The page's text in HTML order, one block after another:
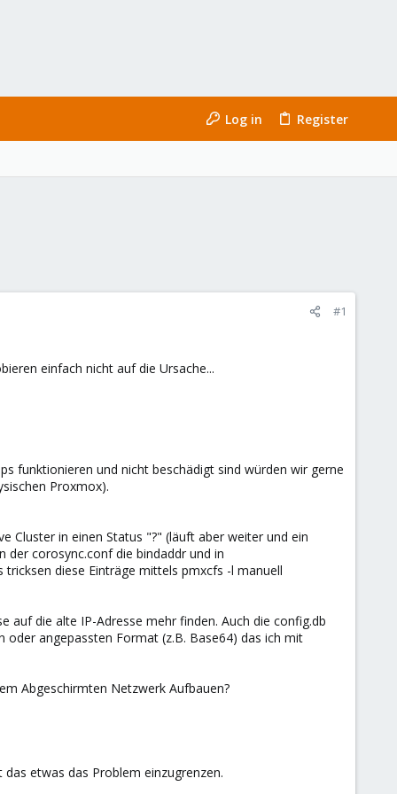
Log in Register
#1
einfach nicht auf die Ursache...
funktionieren und nicht beschädigt sind würden wir gerne
Proxmox).
Cluster in einen Status "?" (läuft aber weiter und ein
der corosync.conf die bindaddr und in
diese Einträge mittels pmxcfs -l manuell
die alte IP-Adresse mehr finden. Auch die config.db
angepassten Format (z.B. Base64) das ich mit
Abgeschirmten Netzwerk Aufbauen?
etwas das Problem einzugrenzen.